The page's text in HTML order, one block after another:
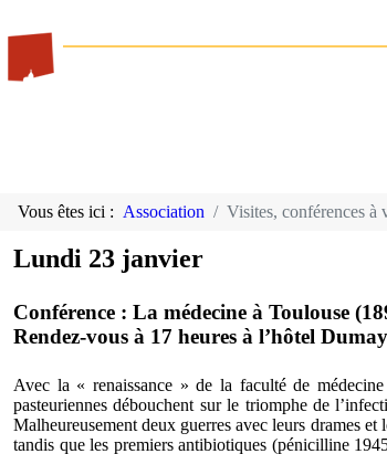
Vous êtes ici : Association Visites, conférences à
Lundi 23 janvier
Conférence : La médecine à Toulouse
Rendez-vous à 17 heures à l’hôtel Dumay
Avec la « renaissance » de la faculté de
pasteuriennes débouchent sur le triomphe de
Malheureusement deux guerres avec leurs drames
tandis que les premiers antibiotiques (pénicilline